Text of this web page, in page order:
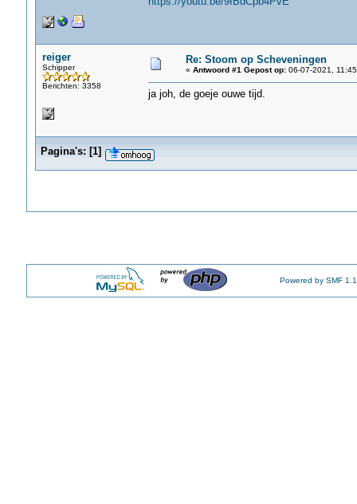
reiger
Schipper
Berichten: 3358
Re: Stoom op Scheveningen
« Antwoord #1 Gepost op:06-07-2021,
ja joh, de goeje ouwe tijd.
Pagina's: [1]
Powered by SMF